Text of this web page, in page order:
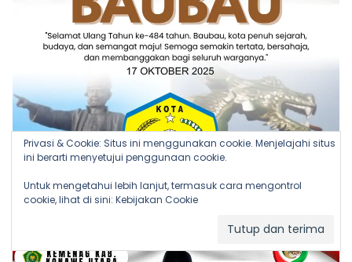
Privasi & Cookie: Situs ini menggunakan cookie. Menjelajahi situs
ini berarti menyetujui penggunaan cookie.
Untuk mengetahui lebih lanjut, termasuk cara mengontrol
cookie, lihat di sini: Kebijakan Cookie